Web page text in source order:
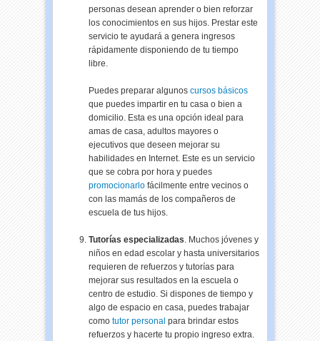
personas desean aprender o bien reforzar
los conocimientos en sus hijos. Prestar este
servicio te ayudará a genera ingresos
rápidamente disponiendo de tu tiempo
libre.
Puedes preparar algunoscursos básicos
que puedes impartir en tu casa o bien a
domicilio. Esta es una opción ideal para
amas de casa, adultos mayores o
ejecutivos que deseen mejorar su
habilidades en Internet. Este es un servicio
que se cobra por hora y puedes
promocionarlo fácilmente entre vecinos o
con las mamás de los compañeros de
escuela de tus hijos.
Tutorías especializadas. Muchos jóvenes y
niños en edad escolar y hasta universitarios
requieren de refuerzos y tutorías para
mejorar sus resultados en la escuela o
centro de estudio. Si dispones de tiempo y
algo de espacio en casa, puedes trabajar
comotutor personal para brindar estos
refuerzos y hacerte tu propio ingreso extra.